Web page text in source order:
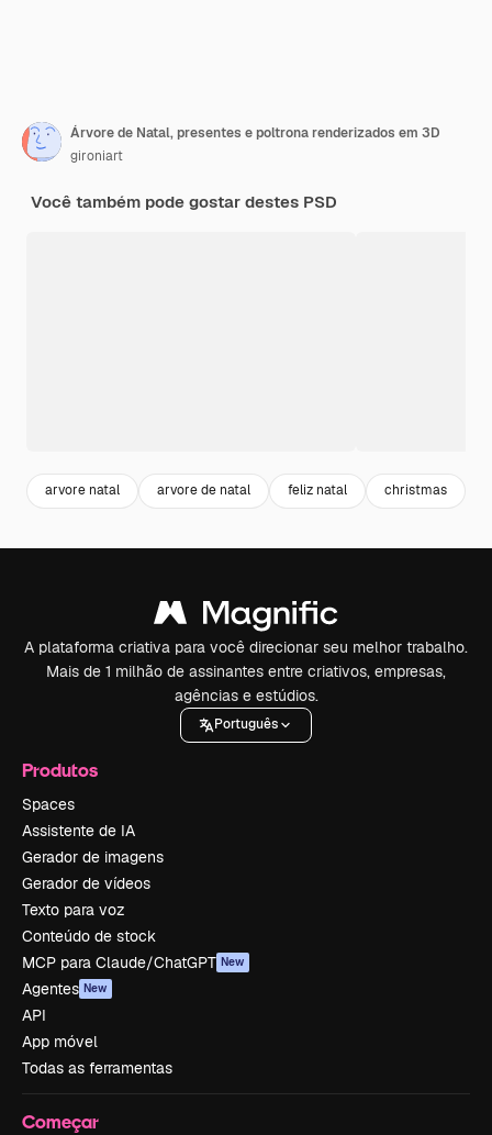
Árvore de Natal, presentes e poltrona renderizados em 3D
gironiart
Você também pode gostar destes PSD
arvore natal arvore de natal feliz natal christmas
A plataforma criativa para você direcionar seu melhor trabalho.
Mais de 1 milhão de assinantes entre criativos, empresas,
agências e estúdios.
Português
Produtos
Spaces
Assistente de IA
Gerador de imagens
Gerador de vídeos
Texto para voz
Conteúdo de stock
MCP para Claude/ChatGPT New
Agentes New
API
App móvel
Todas as ferramentas
Começar